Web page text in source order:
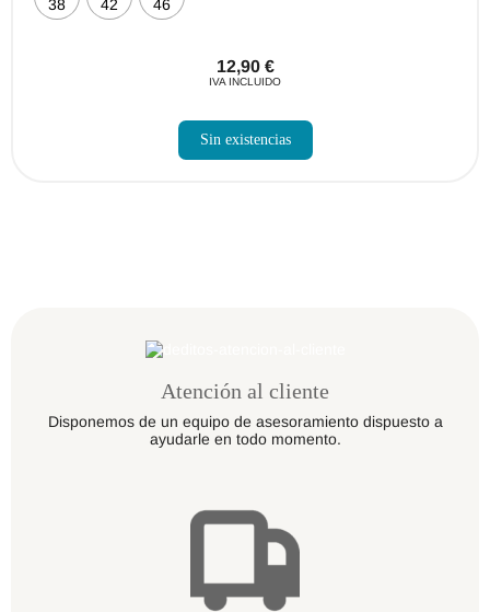
38
42
46
12,90 €
IVA INCLUIDO
Sin existencias
Atención al cliente
Disponemos de un equipo de asesoramiento dispuesto a
ayudarle en todo momento.